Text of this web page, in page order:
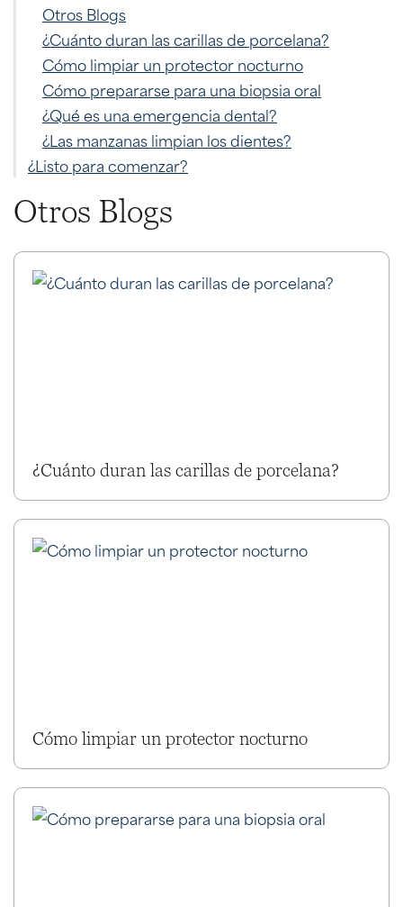
Otros Blogs
¿Cuánto duran las carillas de porcelana?
Cómo limpiar un protector nocturno
Cómo prepararse para una biopsia oral
¿Qué es una emergencia dental?
¿Las manzanas limpian los dientes?
¿Listo para comenzar?
Otros Blogs
¿Cuánto duran las carillas de porcelana?
Cómo limpiar un protector nocturno